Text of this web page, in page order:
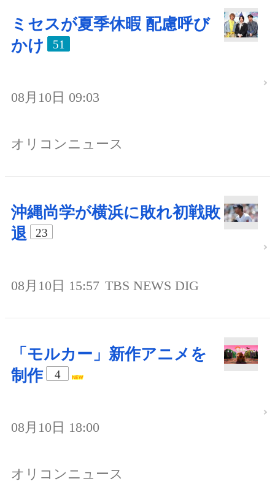
ミセスが夏季休暇 配慮呼び
かけ
51
08月10日 09:03
オリコンニュース
沖縄尚学が横浜に敗れ初戦敗
退
23
08月10日 15:57 TBS NEWS DIG
「モルカー」新作アニメを
制作
4
08月10日 18:00
オリコンニュース